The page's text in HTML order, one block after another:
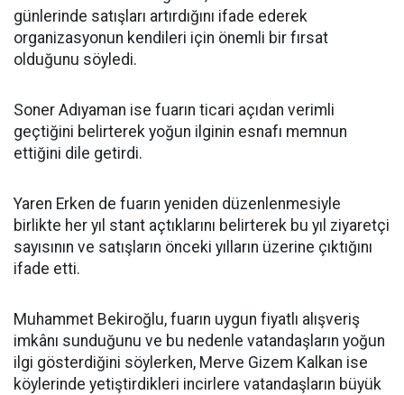
günlerinde satışları artırdığını ifade ederek
organizasyonun kendileri için önemli bir fırsat
olduğunu söyledi.
Soner Adıyaman ise fuarın ticari açıdan verimli
geçtiğini belirterek yoğun ilginin esnafı memnun
ettiğini dile getirdi.
Yaren Erken de fuarın yeniden düzenlenmesiyle
birlikte her yıl stant açtıklarını belirterek bu yıl ziyaretçi
sayısının ve satışların önceki yılların üzerine çıktığını
ifade etti.
Muhammet Bekiroğlu, fuarın uygun fiyatlı alışveriş
imkânı sunduğunu ve bu nedenle vatandaşların yoğun
ilgi gösterdiğini söylerken, Merve Gizem Kalkan ise
köylerinde yetiştirdikleri incirlere vatandaşların büyük